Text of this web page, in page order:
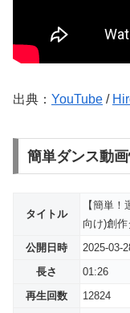
出典： YouTube /
簡単ダンス動
タイトル
【簡単
向け)創
公開日時
2025-03-
長さ
01:26
再生回数
12824